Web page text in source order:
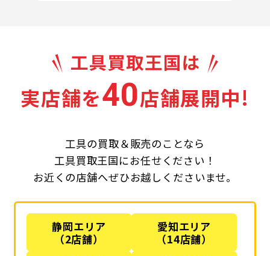
実店舗を40店舗展開中!
工具の買取＆販売のことなら
工具買取王国にお任せください！
お近くの店舗へぜひお越しくださいませ。
静岡エリア
（2店舗）
愛知エリア
（14店舗）